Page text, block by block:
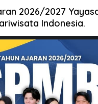
2026/2027
Indonesia.